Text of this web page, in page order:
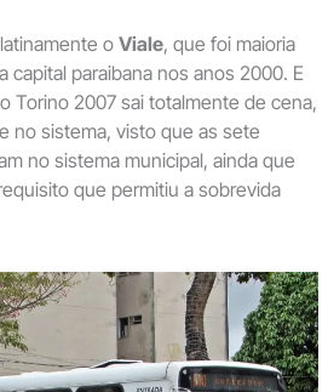
oViale, que foi maioria
capital paraibana nos anos 2000. E
Torino 2007 sai totalmente de cena,
no sistema, visto que as sete
no sistema municipal, ainda que
que permitiu a sobrevida